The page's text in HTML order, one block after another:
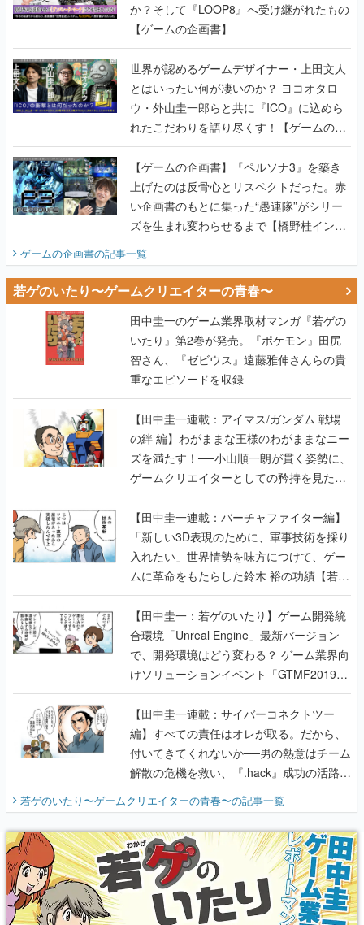
か？そして『LOOP8』へ受け継がれたもの
【ゲームの企画書】
世界が認めるゲームデザイナー・上田文人
とはいったい何が凄いのか？ ヨコオタロ
ウ・外山圭一郎らと共に『ICO』に込めら
れたこだわりを語り尽くす！【ゲームの企
画書】
【ゲームの企画書】『ペルソナ3』を築き
上げたのは反骨心とリスペクトだった。赤
い企画書のもとに集った“愚連隊”がシリー
ズを生まれ変わらせるまで【橋野桂インタ
ビュー】
ゲームの企画書の記事一覧
若ゲのいたり〜ゲームクリエイターの青春〜
田中圭一のゲーム業界取材マンガ『若ゲの
いたり』第2巻が発売。『ポケモン』田尻
智さん、『ゼビウス』遠藤雅伸さんらの貴
重なエピソードを収録
【田中圭一連載：アイマス/ガンダム 戦場
の絆 編】わがままな王様のわがままなニー
ズを満たす！──小山順一朗が貫く姿勢に、
ゲームクリエイターとしての矜持を見た
【若ゲのいたり最終回】
【田中圭一連載：バーチャファイター編】
「新しい3D表現のために、軍事技術を採り
入れたい」世界情勢を味方につけて、ゲー
ムに革命をもたらした鈴木 裕の功績【若ゲ
のいたり】
【田中圭一：若ゲのいたり】ゲーム開発統
合環境「Unreal Engine」最新バージョン
で、開発環境はどう変わる？ ゲーム業界向
けソリューションイベント「GTMF2019」
に行って、より理解を深めよう【PR】
【田中圭一連載：サイバーコネクトツー
編】すべての責任はオレが取る。だから、
付いてきてくれないか──男の熱意はチーム
解散の危機を救い、『.hack』成功の活路を
開く。業界の快男児・松山 洋に流れる血は
『少年ジャンプ』色だった【若ゲのいた
り】
若ゲのいたり〜ゲームクリエイターの青春〜の記事一覧